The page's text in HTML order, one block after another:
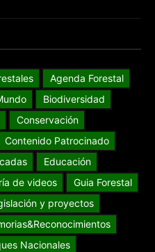
Agenda Forestal
Biodiversidad
Conservación
Contenido Patrocinado
Educación
de videos
Guia Forestal
y proyectos
Nacionales